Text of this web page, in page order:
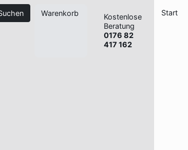
Warenkorb
Kostenlose
Beratung
0176 82
417 162
Start